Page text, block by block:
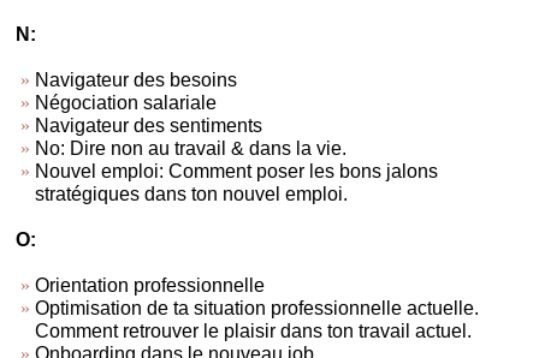
N:
Navigateur des besoins
Négociation salariale
Navigateur des sentiments
No: Dire non au travail & dans la vie.
Nouvel emploi: Comment poser les bons jalons
stratégiques dans ton nouvel emploi.
O:
Orientation professionnelle
Optimisation de ta situation professionnelle actuelle.
Comment retrouver le plaisir dans ton travail actuel.